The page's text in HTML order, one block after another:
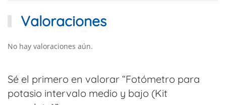
Valoraciones
No hay valoraciones aún.
Sé el primero en valorar “Fotómetro para
potasio intervalo medio y bajo (Kit